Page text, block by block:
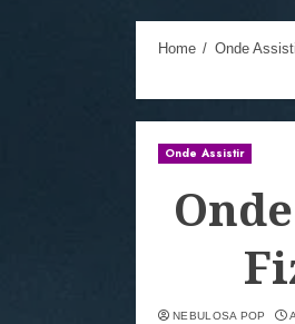
Home Onde
Onde Assistir
NEBULOSA POP